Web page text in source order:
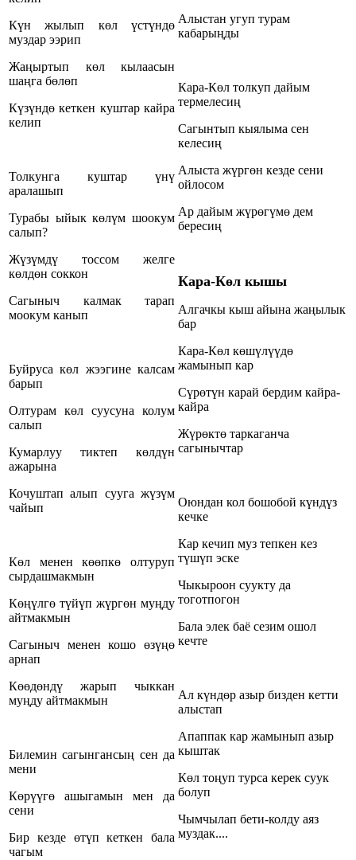
Күн жылып көл үстүндө
муздар ээрип
Жаңыртып көл кылаасын
шаңга бөлөп
Күзүндө кеткен куштар кайра
келип
Толкунга куштар үнү
аралашып
Турабы ыйык көлүм шоокум
салып?
Жүзүмдү тоссом желге
көлдөн соккон
Сагыныч калмак тарап
моокум канып
Буйруса көл жээгине калсам
барып
Олтурам көл суусуна колум
салып
Кумарлуу тиктеп көлдүн
ажарына
Кочуштап алып сууга жүзүм
чайып
Көл менен көөпкө олтуруп
сырдашмакмын
Көңүлгө түйүп жүргөн муңду
айтмакмын
Сагыныч менен кошо өзүңө
арнап
Көөдөндү жарып чыккан
муңду айтмакмын
Билемин сагынгансың сен да
мени
Көрүүгө ашыгамын мен да
сени
Бир кезде өтүп кеткен бала
чагым
Алыстан угуп турам
кабарыңды
Кара-Көл толкуп дайым
термелесиң
Сагынтып кыялыма сен
келесиң
Алыста жүргөн кезде сени
ойлосом
Ар дайым жүрөгүмө дем
бересиң
Кара-Көл кышы
Алгачкы кыш айына жаңылык
бар
Кара-Көл көшүлүүдө
жамынып кар
Сүрөтүн карай бердим кайра-
кайра
Жүрөктө таркаганча
сагынычтар
Оюндан кол бошобой күндүз
кечке
Кар кечип муз тепкен кез
түшүп эске
Чыкыроон суукту да
тоготпогон
Бала элек баё сезим ошол
кечте
Ал күндөр азыр бизден кетти
алыстап
Апаппак кар жамынып азыр
кыштак
Көл тоңуп турса керек суук
болуп
Чымчылап бети-колду аяз
муздак....